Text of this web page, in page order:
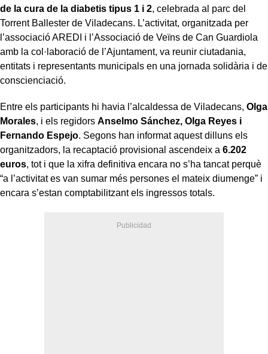
de la cura de la diabetis tipus 1 i 2, celebrada al parc del
Torrent Ballester de Viladecans. L’activitat, organitzada per
l’associació AREDI i l’Associació de Veïns de Can Guardiola
amb la col·laboració de l’Ajuntament, va reunir ciutadania,
entitats i representants municipals en una jornada solidària i de
conscienciació.
Entre els participants hi havia l’alcaldessa de Viladecans, Olga
Morales, i els regidors Anselmo Sánchez, Olga Reyes i
Fernando Espejo. Segons han informat aquest dilluns els
organitzadors, la recaptació provisional ascendeix a 6.202
euros, tot i que la xifra definitiva encara no s’ha tancat perquè
“a l’activitat es van sumar més persones el mateix diumenge” i
encara s’estan comptabilitzant els ingressos totals.